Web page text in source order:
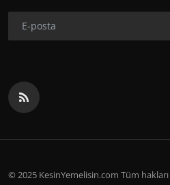
© 2025 KesinYemelisin.com Tüm hakları